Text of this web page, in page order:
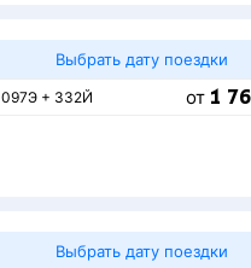
Выбрать дату поездки
097Э + 332Й от 1
Выбрать дату поездки